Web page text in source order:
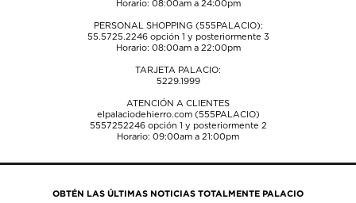
Horario: 08:00am a 24:00pm
PERSONAL SHOPPING (555PALACIO):
55.5725.2246opción 1 y posteriormente 3
Horario: 08:00am a 22:00pm
TARJETA PALACIO:
5229.1999
ATENCIÓN A CLIENTES
elpalaciodehierro.com (555PALACIO)
5557252246opción 1 y posteriormente 2
Horario: 09:00am a 21:00pm
OBTÉN LAS ÚLTIMAS NOTICIAS TOTALMENTE PALACIO